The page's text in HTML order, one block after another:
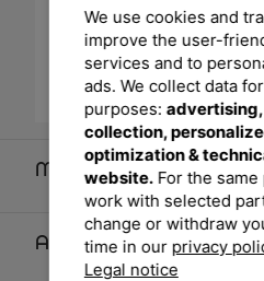
Maße
Artikelmerkmale &
We use cookies and
improve the user-
services and to
ads. We collect data
purposes:
collection,
optimization &
website.For the same
work with selected
change or withdraw
time in our privacy
Legal notice